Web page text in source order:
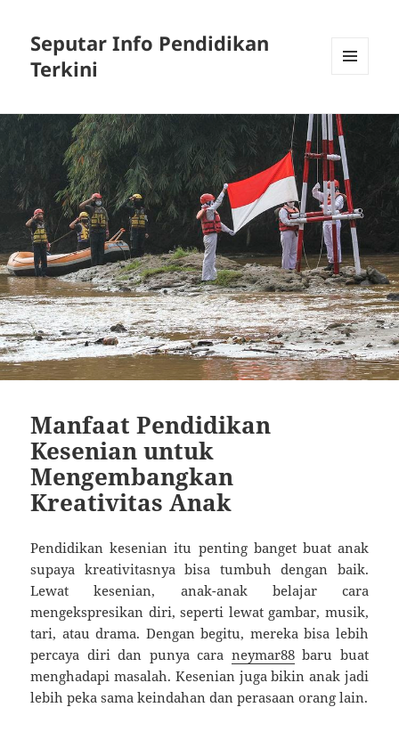
Seputar Info Pendidikan
Terkini
WIDGETS
Manfaat Pendidikan
Kesenian untuk
Mengembangkan
Kreativitas Anak
Pendidikan kesenian itu penting banget buat anak
supaya kreativitasnya bisa tumbuh dengan baik.
Lewat kesenian, anak-anak belajar cara
mengekspresikan diri, seperti lewat gambar, musik,
tari, atau drama. Dengan begitu, mereka bisa lebih
percaya diri dan punya cara neymar88baru buat
menghadapi masalah. Kesenian juga bikin anak jadi
lebih peka sama keindahan dan perasaan orang lain.